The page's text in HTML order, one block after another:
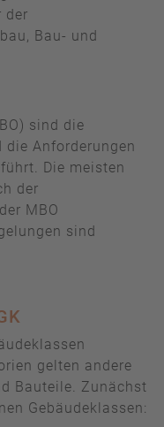
der
Bau- und
sind die
Anforderungen
Die meisten
der
MBO
sind
gelten andere
Bauteile. Zunächst
Gebäudeklassen: